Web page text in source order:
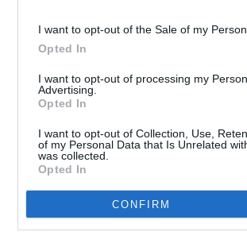
I want to opt-out of the Sale of my
Opted In
I want to opt-out of processing my
Advertising.
Opted In
I want to opt-out of Collection, Use,
of my Personal Data that Is Unrelated
was collected.
Opted In
CONFIRM
de Perú